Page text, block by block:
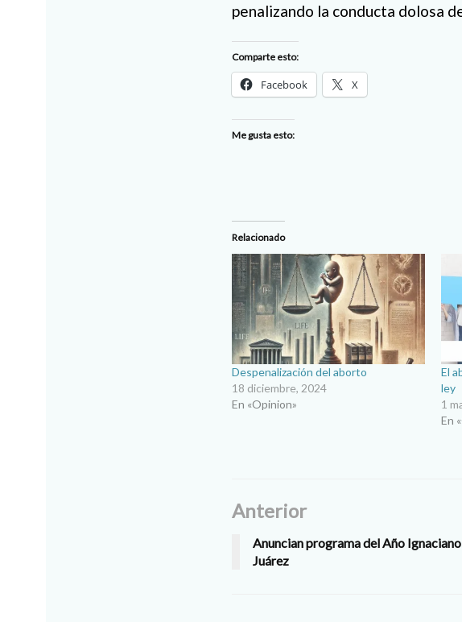
penalizando la conducta dolosa
Comparte esto:
Facebook X
Me gusta esto:
Relacionado
Despenalización del aborto
18 diciembre, 2024
En «Opinion»
El
ley
1
En
Anterior
Anuncian programa del Año
Juárez